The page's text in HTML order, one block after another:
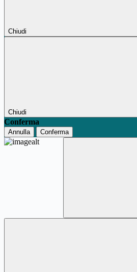
Chiudi
Chiudi
Conferma
Annulla Conferma